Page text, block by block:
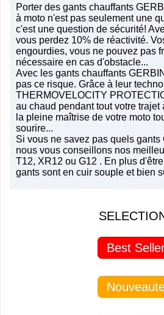
Porter des gants chauffants
à moto n'est pas seulement une
c'est une question de sécurité!
vous perdez 10% de réactivité.
engourdies, vous ne pouvez pas
nécessaire en cas d'obstacle...
Avec les gants chauffants
pas ce risque. Grâce à leur
THERMOVELOCITY
au chaud pendant tout votre trajet
la pleine maîtrise de votre moto
sourire...
Si vous ne savez pas quels gants
nous vous conseillons nos
T12, XR12 ou G12 . En plus
gants sont en cuir souple et bien
Best